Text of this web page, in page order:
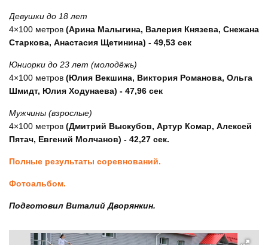
Девушки до 18 лет
4×100 метров (Арина Малыгина, Валерия Князева, Снежана
Старкова, Анастасия Щетинина) - 49,53 сек
Юниорки до 23 лет (молодёжь)
4×100 метров (Юлия Векшина, Виктория Романова, Ольга
Шмидт, Юлия Ходунаева) - 47,96 сек
Мужчины (взрослые)
4×100 метров (Дмитрий Выскубов, Артур Комар, Алексей
Пятач, Евгений Молчанов) - 42,27 сек.
Полные результаты соревнований.
Фотоальбом.
Подготовил Виталий Дворянкин.